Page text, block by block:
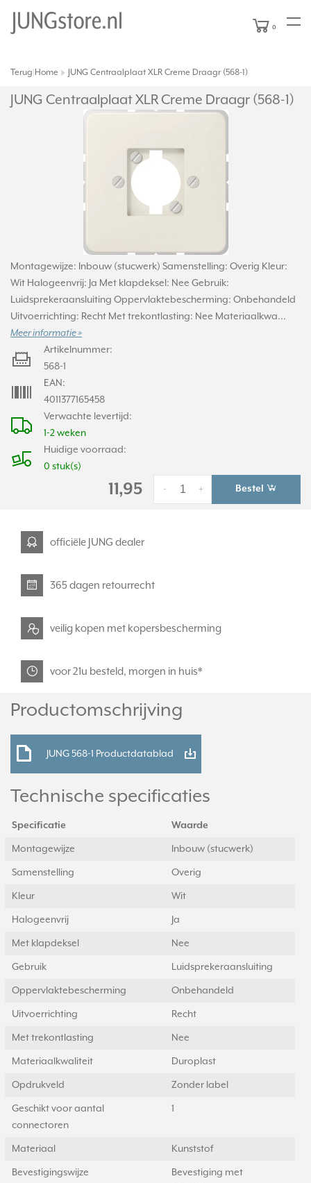
0
Terug Home JUNG Centraalplaat XLR Creme Draagr (568-1)
JUNG Centraalplaat XLR Creme Draagr (568-1)
Montagewijze: Inbouw (stucwerk) Samenstelling: Overig Kleur:
Wit Halogeenvrij: Ja Met klapdeksel: Nee Gebruik:
Luidsprekeraansluiting Oppervlaktebescherming: Onbehandeld
Uitvoerrichting: Recht Met trekontlasting: Nee Materiaalkwa...
Meer informatie »
Verwachte levertijd:
1-2 weken
Huidige voorraad:
0 stuk(s)
Artikelnummer:
568-1
EAN:
4011377165458
11,95 +
- Bestel
officiële JUNG dealer
365 dagen retourrecht
veilig kopen met kopersbescherming
voor 21u besteld, morgen in huis*
Productomschrijving
JUNG 568-1 Productdatablad
Technische specificaties
Specificatie Waarde
Montagewijze Inbouw (stucwerk)
Samenstelling Overig
Kleur Wit
Halogeenvrij Ja
Met klapdeksel Nee
Gebruik Luidsprekeraansluiting
Oppervlaktebescherming Onbehandeld
Uitvoerrichting Recht
Met trekontlasting Nee
Materiaalkwaliteit Duroplast
Opdrukveld Zonder label
Geschikt voor aantal
connectoren
1
Materiaal Kunststof
Bevestigingswijze
Bevestiging met